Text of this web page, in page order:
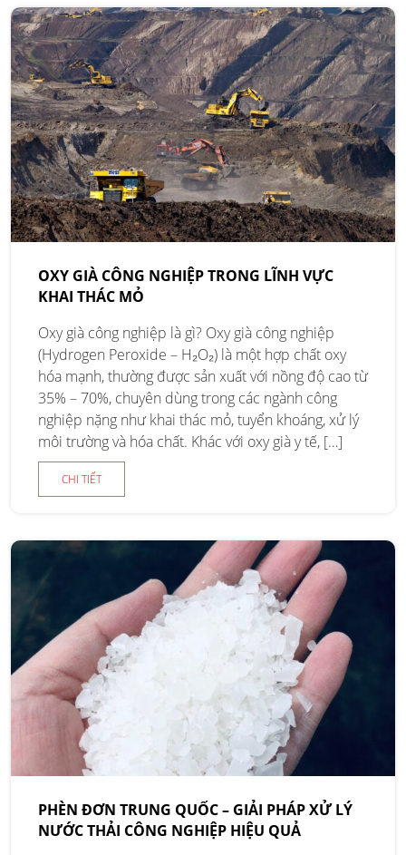
OXY GIÀ CÔNG NGHIỆP TRONG LĨNH VỰC
KHAI THÁC MỎ
Oxy già công nghiệp là gì? Oxy già công nghiệp
(Hydrogen Peroxide – H₂O₂) là một hợp chất oxy
hóa mạnh, thường được sản xuất với nồng độ cao từ
35% – 70%, chuyên dùng trong các ngành công
nghiệp nặng như khai thác mỏ, tuyển khoáng, xử lý
môi trường và hóa chất. Khác với oxy già y tế, […]
CHI TIẾT
PHÈN ĐƠN TRUNG QUỐC – GIẢI PHÁP XỬ LÝ
NƯỚC THẢI CÔNG NGHIỆP HIỆU QUẢ